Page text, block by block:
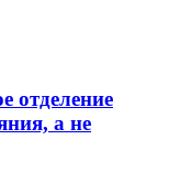
отделение
а не